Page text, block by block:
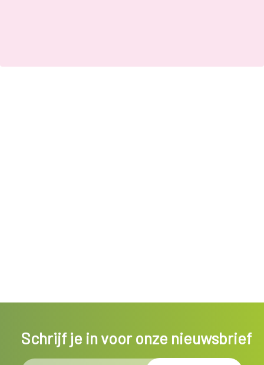
Schrijf je in voor onze nieuwsbrief